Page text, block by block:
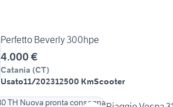
Perfetto Beverly 300hpe
4.000 €
Catania (CT)
Usato11/202312500 KmScooter